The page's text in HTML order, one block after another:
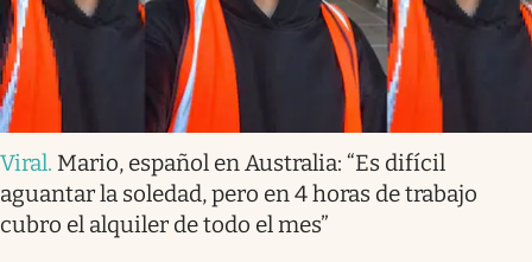
Viral. Mario, español en Australia: “Es difícil
aguantar la soledad, pero en 4 horas de trabajo
cubro el alquiler de todo el mes”